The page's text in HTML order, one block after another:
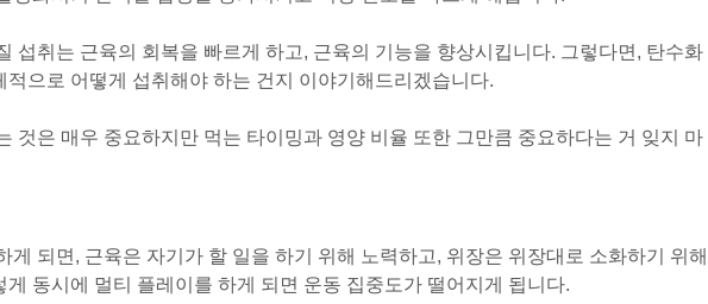
섭취는 근육의 회복을 빠르게 하고, 근육의 기능을 향상시킵니다. 그렇다면, 탄수화
적으로 어떻게 섭취해야 하는 건지 이야기해드리겠습니다.
것은 매우 중요하지만 먹는 타이밍과 영양 비율 또한 그만큼 중요하다는 거 잊지 마
게 되면, 근육은 자기가 할 일을 하기 위해 노력하고, 위장은 위장대로 소화하기 위해
게 동시에 멀티 플레이를 하게 되면 운동 집중도가 떨어지게 됩니다.